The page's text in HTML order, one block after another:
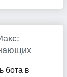
бота в